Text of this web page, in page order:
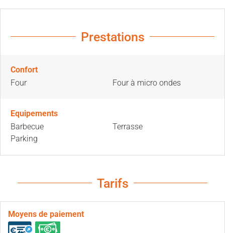
Prestations
Confort
Four
Four à micro ondes
Equipements
Barbecue
Parking
Terrasse
Tarifs
Moyens de paiement